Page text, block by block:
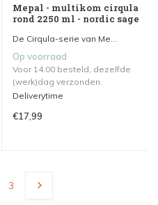
Mepal - multikom cirqula
rond 2250 ml - nordic sage
De Cirqula-serie van Me...
Op voorraad
Voor 14.00 besteld, dezelfde
(werk)dag verzonden.
Deliverytime
€17,99
3